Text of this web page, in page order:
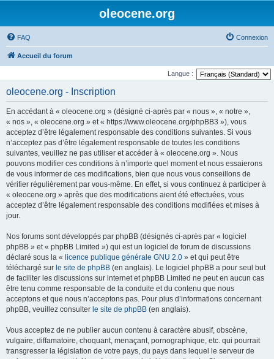
oleocene.org
FAQ Connexion
Accueil du forum
Langue :
oleocene.org - Inscription
En accédant à « oleocene.org » (désigné ci-après par « nous », « notre »,
« nos », « oleocene.org » et « https://www.oleocene.org/phpBB3 »), vous
acceptez d’être légalement responsable des conditions suivantes. Si vous
n’acceptez pas d’être légalement responsable de toutes les conditions
suivantes, veuillez ne pas utiliser et accéder à « oleocene.org ». Nous
pouvons modifier ces conditions à n’importe quel moment et nous essaierons
de vous informer de ces modifications, bien que nous vous conseillons de
vérifier régulièrement par vous-même. En effet, si vous continuez à participer à
« oleocene.org » après que des modifications aient été effectuées, vous
acceptez d’être légalement responsable des conditions modifiées et mises à
jour.
Nos forums sont développés par phpBB (désignés ci-après par « logiciel
phpBB » et « phpBB Limited ») qui est un logiciel de forum de discussions
déclaré sous la « licence publique générale GNU 2.0 » et qui peut être
téléchargé sur le site de phpBB (en anglais). Le logiciel phpBB a pour seul but
de faciliter les discussions sur internet et phpBB Limited ne peut en aucun cas
être tenu comme responsable de la conduite et du contenu que nous
acceptons et que nous n’acceptons pas. Pour plus d’informations concernant
phpBB, veuillez consulter le site de phpBB (en anglais).
Vous acceptez de ne publier aucun contenu à caractère abusif, obscène,
vulgaire, diffamatoire, choquant, menaçant, pornographique, etc. qui pourrait
transgresser la législation de votre pays, du pays dans lequel le serveur de